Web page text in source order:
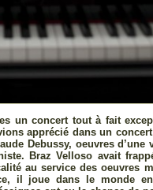
un concert tout à fait
apprécié dans un concert
Debussy, oeuvres d’une
Braz Velloso avait
au service des oeuvres
il joue dans le monde